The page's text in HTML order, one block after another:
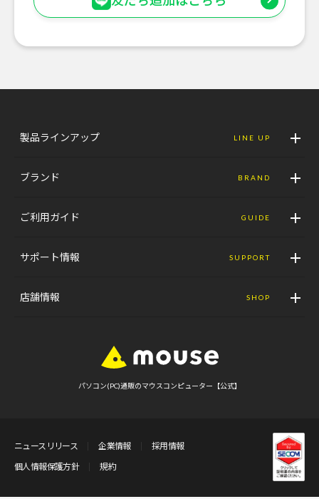
製品ラインアップ LINE UP
ブランド BRAND
ご利用ガイド GUIDE
サポート情報 SUPPORT
店舗情報 SHOP
パソコン(PC)通販のマウスコンピューター【公式】
ニュースリリース 企業情報
採用情報
個人情報保護方針
規約